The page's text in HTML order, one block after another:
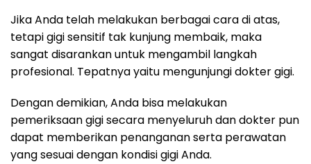
Jika Anda telah melakukan berbagai cara di atas,
tetapi gigi sensitif tak kunjung membaik, maka
sangat disarankan untuk mengambil langkah
profesional. Tepatnya yaitu mengunjungi dokter gigi.
Dengan demikian, Anda bisa melakukan
pemeriksaan gigi secara menyeluruh dan dokter pun
dapat memberikan penanganan serta perawatan
yang sesuai dengan kondisi gigi Anda.